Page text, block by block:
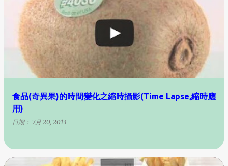
食品(奇異果)的時間變化之縮時攝影(Time Lapse,縮時應
用)
日期： 7月 20, 2013